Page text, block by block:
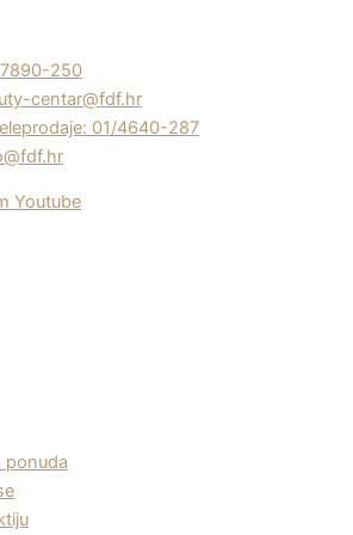
250
centar@fdf.hr
01/4640-287
Youtube
ponuda